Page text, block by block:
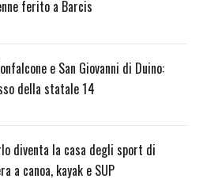
ferito a Barcis
e San Giovanni di Duino:
della statale 14
diventa la casa degli sport di
a canoa, kayak e SUP